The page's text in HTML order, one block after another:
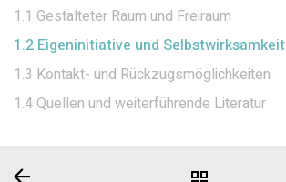
1.1 Gestalteter Raum und Freiraum
1.2 Eigeninitiative und Selbstwirksamkeit
1.3 Kontakt- und Rückzugsmöglichkeiten
1.4 Quellen und weiterführende Literatur